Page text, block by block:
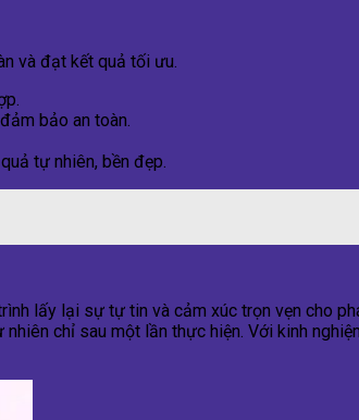
và đạt kết quả tối ưu.
bảo an toàn.
tự nhiên, bền đẹp.
lấy lại sự tự tin và cảm xúc trọn vẹn cho
chỉ sau một lần thực hiện. Với kinh